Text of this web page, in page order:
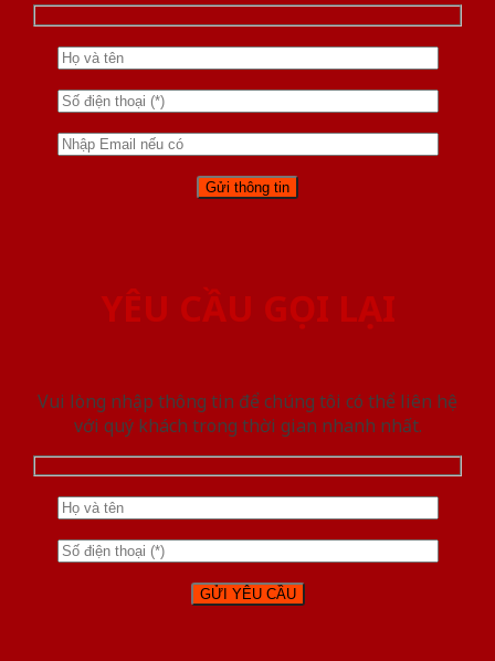
YÊU CẦU GỌI LẠI
Vui lòng nhập thông tin để chúng tôi có thể liên hệ
với quý khách trong thời gian nhanh nhất.